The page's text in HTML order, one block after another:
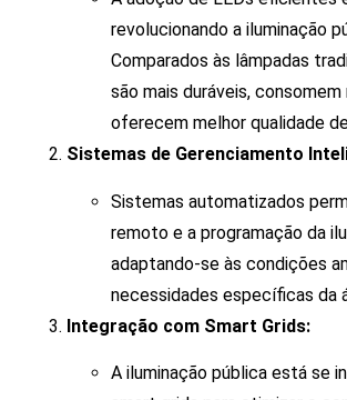
revolucionando a iluminação
Comparados às lâmpadas
são mais duráveis,
oferecem melhor qualidade
Sistemas de Gerenciamento
Sistemas automatizados
remoto e a programação da
adaptando-se às condições
necessidades específicas da
Integração com Smart Grids:
A iluminação pública está se